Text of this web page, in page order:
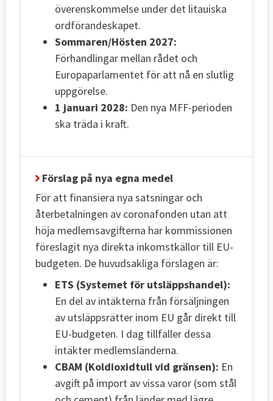
överenskommelse under det litauiska
ordförandeskapet.
Sommaren/Hösten 2027:
Förhandlingar mellan rådet och
Europaparlamentet för att nå en slutlig
uppgörelse.
1 januari 2028: Den nya MFF-perioden
ska träda i kraft.
Förslag på nya egna medel
För att finansiera nya satsningar och
återbetalningen av coronafonden utan att
höja medlemsavgifterna har kommissionen
föreslagit nya direkta inkomstkällor till EU-
budgeten. De huvudsakliga förslagen är:
ETS (Systemet för utsläppshandel):
En del av intäkterna från försäljningen
av utsläppsrätter inom EU går direkt till
EU-budgeten. I dag tillfaller dessa
intäkter medlemsländerna.
CBAM (Koldioxidtull vid gränsen): En
avgift på import av vissa varor (som stål